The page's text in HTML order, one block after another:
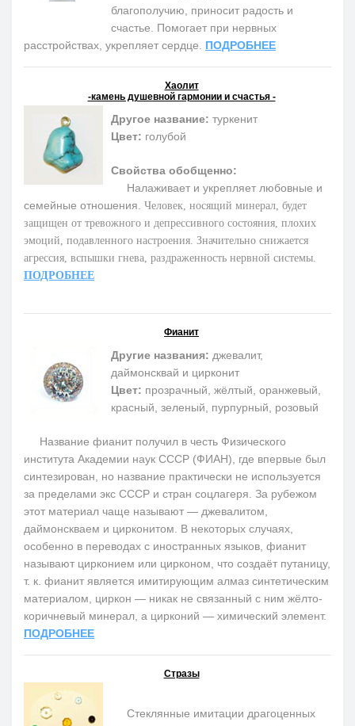
благополучию, приносит радость и
счастье. Помогает при нервных
расстройствах, укрепляет сердце. ПОДРОБНЕЕ
Хаолит
-камень душевной гармонии и счастья -
Другое название: туркенит
Цвет: голубой
Свойства обобщенно:
Налаживает и укрепляет любовные и
семейные отношения. Человек, носящий минерал, будет
защищен от тревожного и депрессивного состояния, плохих
эмоций, подавленного настроения. Значительно снижается
агрессия, вспышки гнева, раздраженность нервной системы.
ПОДРОБНЕЕ
Фианит
Другие названия: джевалит,
даймонсквай и цирконит
Цвет: прозрачный, жёлтый, оранжевый,
красный, зеленый, пурпурный, розовый
Название фианит получил в честь Физического
института Академии наук СССР (ФИАН), где впервые был
синтезирован, но название практически не используется
за пределами экс СССР и стран соцлагеря. За рубежом
этот материал чаще называют — джевалитом,
даймонскваем и цирконитом. В некоторых случаях,
особенно в переводах с иностранных языков, фианит
называют цирконием или цирконом, что создаёт путаницу,
т. к. фианит является имитирующим алмаз синтетическим
материалом, циркон — никак не связанный с ним жёлто-
коричневый минерал, а цирконий — химический элемент.
ПОДРОБНЕЕ
Стразы
Стеклянные имитации драгоценных